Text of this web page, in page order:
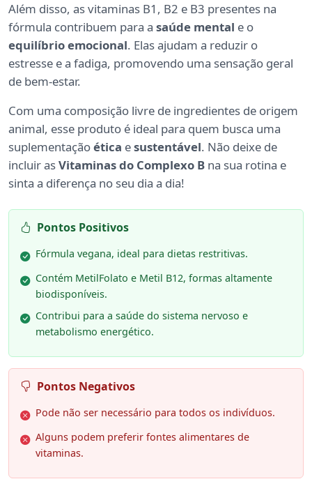
Além disso, as vitaminas B1, B2 e B3 presentes na
fórmula contribuem para a saúde mental e o
equilíbrio emocional. Elas ajudam a reduzir o
estresse e a fadiga, promovendo uma sensação geral
de bem-estar.
Com uma composição livre de ingredientes de origem
animal, esse produto é ideal para quem busca uma
suplementaçãoética esustentável. Não deixe de
incluir asVitaminas do Complexo B na sua rotina e
sinta a diferença no seu dia a dia!
Pontos Positivos
Fórmula vegana, ideal para dietas restritivas.
Contém MetilFolato e Metil B12, formas altamente
biodisponíveis.
Contribui para a saúde do sistema nervoso e
metabolismo energético.
Pontos Negativos
Pode não ser necessário para todos os indivíduos.
Alguns podem preferir fontes alimentares de
vitaminas.